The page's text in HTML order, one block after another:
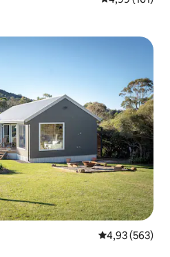
4,93 av 5 i
4,93 (563)